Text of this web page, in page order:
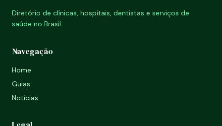
Diretório de clínicas, hospitais, dentistas e serviços de
saúde no Brasil.
Navegação
Home
Guias
Notícias